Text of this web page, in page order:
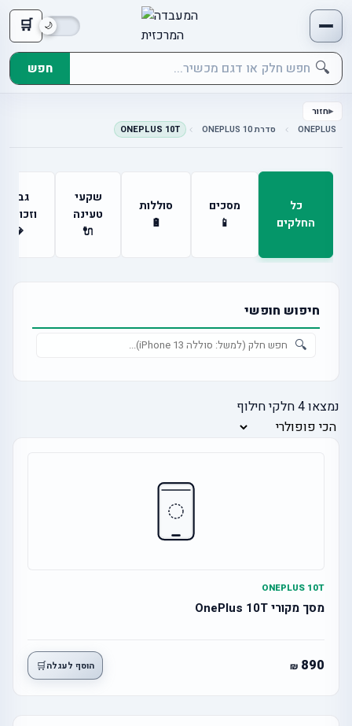
🛒
🔍 חפש
חזור
ONEPLUS
סדרת ONEPLUS 10 ONEPLUS 10T
כל
החלקים
מסכים
📱
סוללות
🔋
שקעי
טעינה
🔌
גבים
💎
חיפוש חופשי
🔍
נמצאו4חלקי חילוף
ONEPLUS 10T
מסך מקורי OnePlus 10T
890 הוסף לעגלה🛒